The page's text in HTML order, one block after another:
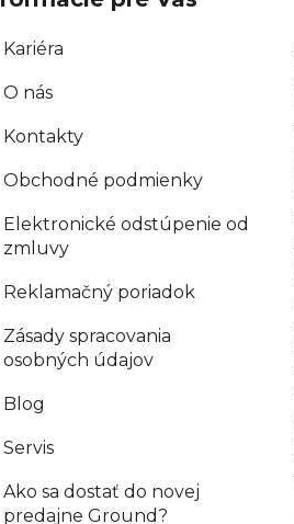
Kariéra
O nás
Kontakty
Obchodné podmienky
Elektronické odstúpenie od
zmluvy
Reklamačný poriadok
Zásady spracovania
osobných údajov
Blog
Servis
Ako sa dostať do novej
predajne Ground?